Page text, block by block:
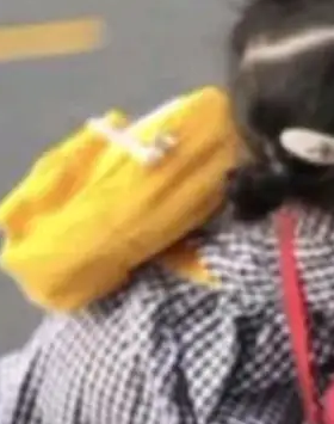
览器、无数的基础设
而过去十年，维护它
a>）</l
题转交给搜索引擎。
show_
点是：容器不适合 Ag
Isolate。 Cloudflare
谦虚的——他们用 W
用 CEO Matthew Pri
在用 Isolate 运行代
器，它们需要的是 Iso
容器的问题在于启动
要执行的任务可能
，但容器从冷启动到
十...
记录回应苹果
this wron
OpenAI 告上法庭，指
商业秘密。苹果的诉
统性地从前东家挖
OpenAI 没发律师
在官网贴了一篇博
is getting this wro
和 iMessage 聊天记
了 苹果外部律师 Gabr
，2 月 23 日下午 5:53
Chang 发了封邮
OpenAI 配合调查前苹
上架WorkBu
干活的AI办公
鸿蒙PC版上架HUAWE
，直接下载即可使
致。值得一提的是，
平板接入WorkBuddy P
写”重磅功能——你写
互不干扰。一句话让
体验！ 温馨提示：
“Lei”，以此纪
FFmpeg 今天正式发
了带来新一代音视频
外，还有一个特殊之